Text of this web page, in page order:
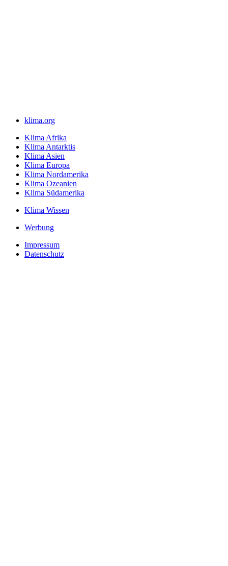
klima.org
Klima Afrika
Klima Antarktis
Klima Asien
Klima Europa
Klima Nordamerika
Klima Ozeanien
Klima Südamerika
Klima Wissen
Werbung
Impressum
Datenschutz